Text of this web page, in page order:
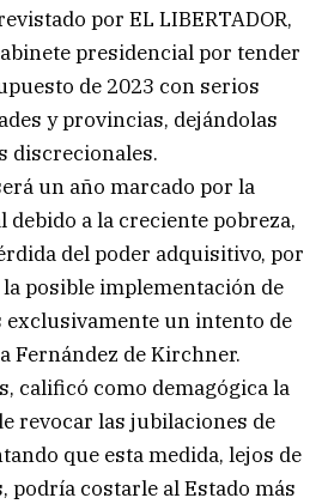
por EL LIBERTADOR,
presidencial por tender
de 2023 con serios
y provincias, dejándolas
discrecionales.
un año marcado por la
a la creciente pobreza,
del poder adquisitivo, por
posible implementación de
exclusivamente un intento de
Fernández de Kirchner.
calificó como demagógica la
revocar las jubilaciones de
que esta medida, lejos de
podría costarle al Estado más